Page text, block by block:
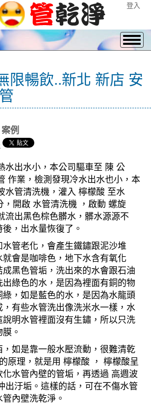
登入
限暢飲..新北 新店 安
例
水出水小，本公司驅車至 陳 公
作業，檢測發現冷水出水也小，本
水管清洗機，灌入 檸檬酸 至水
，開啟 水管清洗機 ，啟動 螺旋
流出黑色棕色髒水，髒水源源不
，出水量恢復了。
管老化，會產生鐵鏽跟泥沙堆
會是咖啡色，地下水含有氧化
黑色管垢，洗出來的水會跟石油
綠色的水，是因為裡面有銅的物
，如是藍色的水，是因為水龍頭
有些水管洗出像洗米水一樣，水
明水管裡面沒有生鏽，所以只洗
。
如是靠一般水壓流動，很難清乾
原理，就是用 檸檬酸 ， 檸檬酸呈
水管內壁的管垢，再透過 高週波
出汙垢。這樣的話，可在不傷水管
內壁洗乾淨。